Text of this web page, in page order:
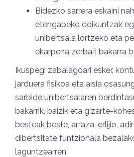
Bidezko sarrera eskaini
etengabeko doikuntzak
unibertsala lortzeko eta
ekarpena zerbait bakarra
Ikuspegi zabalagoari esker,
jarduera fisikoa eta aisia
sarbide unibertsalaren
bakarrik, baizik eta gizarte-
besteak beste, arraza, erlijio,
dibertsitate funtzionala
laguntzearren.